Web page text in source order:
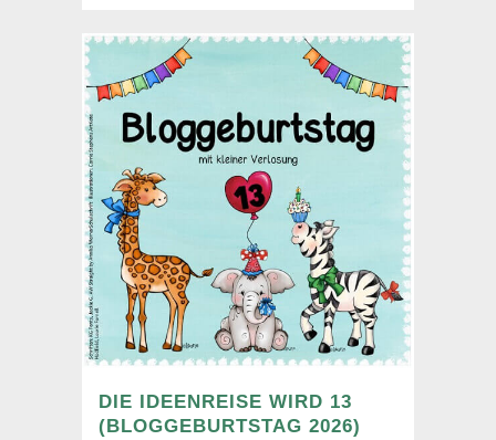
DIE IDEENREISE WIRD 13
(BLOGGEBURTSTAG 2026)